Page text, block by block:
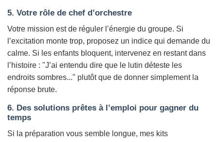
5. Votre rôle de chef d’orchestre
Votre mission est de réguler l’énergie du groupe. Si
l’excitation monte trop, proposez un indice qui demande du
calme. Si les enfants bloquent, intervenez en restant dans
l’histoire : "J’ai entendu dire que le lutin déteste les
endroits sombres..." plutôt que de donner simplement la
réponse brute.
6. Des solutions prêtes à l’emploi pour gagner du
temps
Si la préparation vous semble longue, mes kits